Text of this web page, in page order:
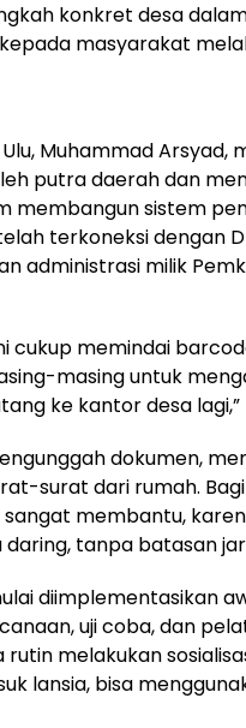
konkret desa
masyarakat
Muhammad Arsyad,
putra daerah dan
membangun sistem
terkoneksi dengan
administrasi milik
cukup memindai
masing untuk
ke kantor desa
dokumen,
surat dari rumah.
sangat membantu,
daring, tanpa batasan
diimplementasikan
uji coba, dan
melakukan
lansia, bisa